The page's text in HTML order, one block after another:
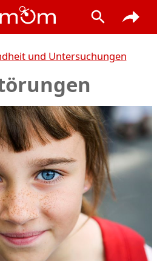
und Untersuchungen